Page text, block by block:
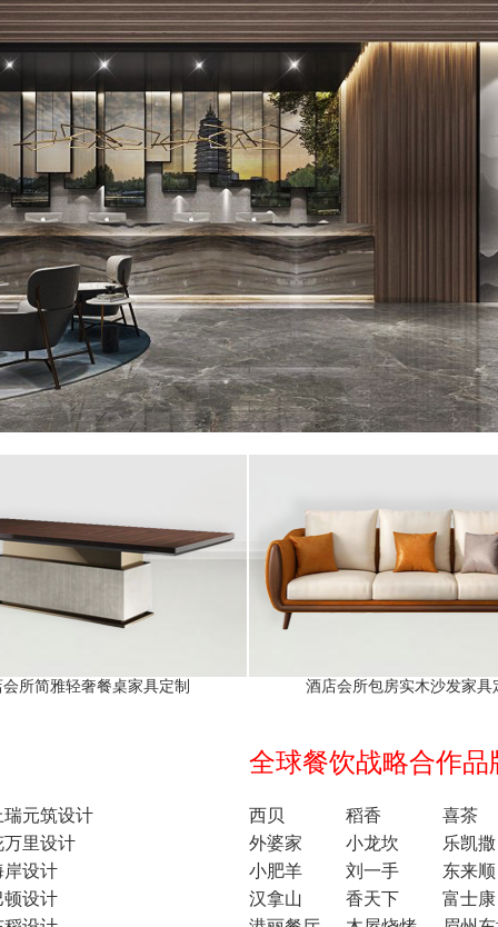
所简雅轻奢餐桌家具定制 酒店会所包房实木沙发家具
瑞元筑设计
万里设计
岸设计
顿设计
全球餐饮战略合作品
西贝 稻香
喜茶
外婆家
小龙坎
乐凯撒
小肥羊
刘一手
东来顺
汉拿山
香天下
富士康